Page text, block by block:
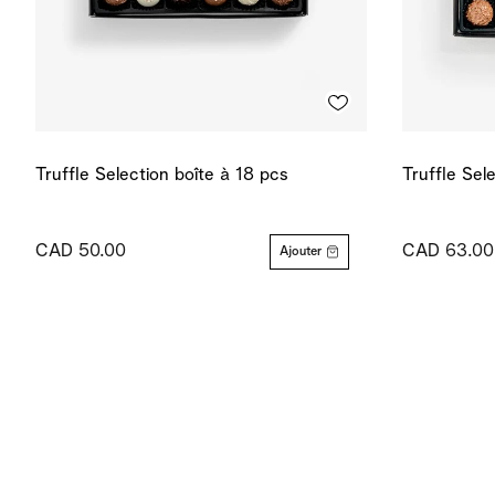
Truffle Selection boîte à 18 pcs
CAD 50.00 Ajouter
Truffle
CAD 63.00